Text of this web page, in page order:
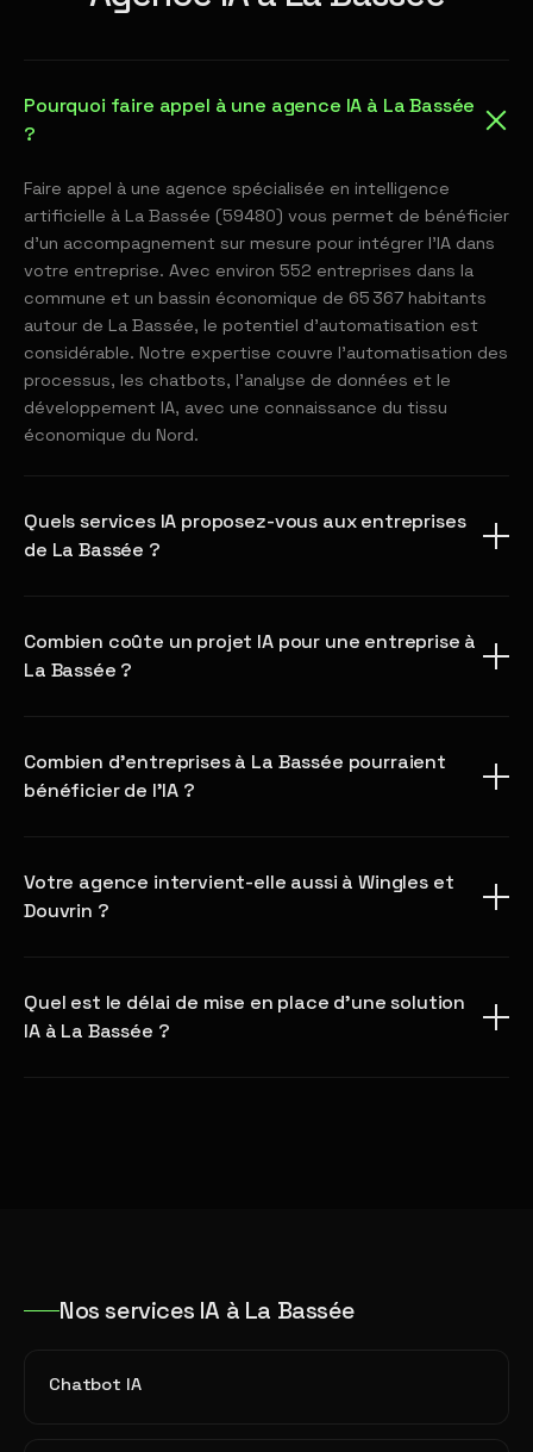
Pourquoi faire appel à une agence IA à La Bassée
?
Faire appel à une agence spécialisée en intelligence
artificielle à La Bassée (59480) vous permet de bénéficier
d'un accompagnement sur mesure pour intégrer l'IA dans
votre entreprise. Avec environ 552 entreprises dans la
commune et un bassin économique de 65 367 habitants
autour de La Bassée, le potentiel d'automatisation est
considérable. Notre expertise couvre l'automatisation des
processus, les chatbots, l'analyse de données et le
développement IA, avec une connaissance du tissu
économique du Nord.
Quels services IA proposez-vous aux entreprises
de La Bassée ?
Combien coûte un projet IA pour une entreprise à
La Bassée ?
Combien d'entreprises à La Bassée pourraient
bénéficier de l'IA ?
Votre agence intervient-elle aussi à Wingles et
Douvrin ?
Quel est le délai de mise en place d'une solution
IA à La Bassée ?
Nos services IA à La Bassée
Chatbot IA